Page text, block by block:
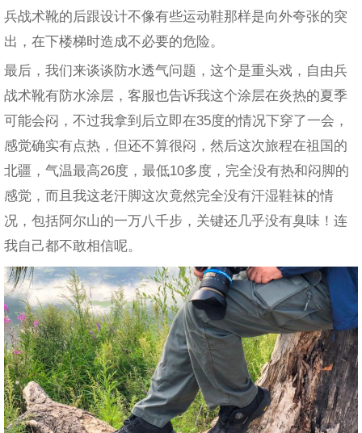
兵战术靴的后跟设计不像有些运动鞋那样是向外夸张的突
出，在下楼梯时造成不必要的危险。
最后，我们来谈谈防水透气问题，这个是重头戏，自由兵
战术靴有防水涂层，客服也告诉我这个涂层在炎热的夏季
可能会闷，不过我拿到后立即在35度的情况下穿了一会，
感觉确实有点热，但还不算很闷，然后这次旅程在祖国的
北疆，气温最高26度，最低10多度，完全没有热和闷脚的
感觉，而且我这老汗脚这次竟然完全没有汗湿鞋袜的情
况，包括阿尔山的一万八千步，关键还几乎没有臭味！连
我自己都不敢相信呢。